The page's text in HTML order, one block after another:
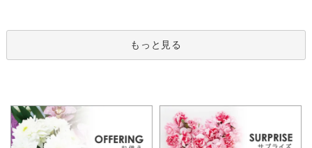
もっと見る